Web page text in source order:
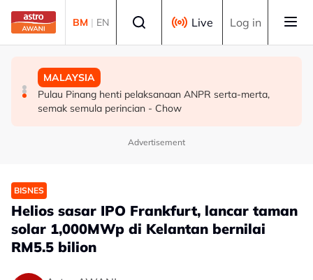
Skip to main content
BM | EN Live Log in
DUNIA
Syarikat Minyak Nasional Abu Dhabi terkena serangan
peluru berpandu di Selat Hormuz
SUKAN
Hakim Danish kekal bersama MSi Racing Team musim
depan
MALAYSIA
Pulau Pinang henti pelaksanaan ANPR serta-merta,
semak semula perincian - Chow
Advertisement
BISNES
Helios sasar IPO Frankfurt, lancar taman
solar 1,000MWp di Kelantan bernilai
RM5.5 bilion